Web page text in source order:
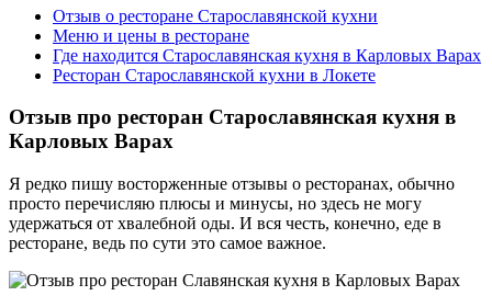
Отзыв о ресторане Старославянской кухни
Меню и цены в ресторане
Где находится Старославянская кухня в Карловых Варах
Ресторан Старославянской кухни в Локете
Отзыв про ресторан Старославянская кухня в
Карловых Варах
Я редко пишу восторженные отзывы о ресторанах, обычно
просто перечисляю плюсы и минусы, но здесь не могу
удержаться от хвалебной оды. И вся честь, конечно, еде в
ресторане, ведь по сути это самое важное.